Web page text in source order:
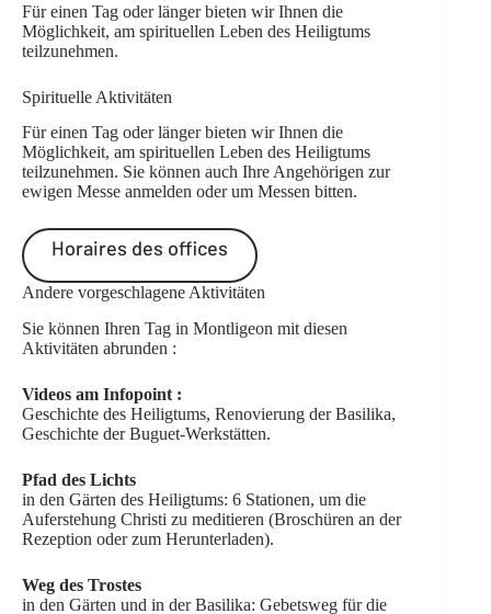
Für einen Tag oder länger bieten wir Ihnen die
Möglichkeit, am spirituellen Leben des Heiligtums
teilzunehmen.
Spirituelle Aktivitäten
Für einen Tag oder länger bieten wir Ihnen die
Möglichkeit, am spirituellen Leben des Heiligtums
teilzunehmen. Sie können auch Ihre Angehörigen zur
ewigen Messe anmelden oder um Messen bitten.
Horaires des offices
Andere vorgeschlagene Aktivitäten
Sie können Ihren Tag in Montligeon mit diesen
Aktivitäten abrunden :
Videos am Infopoint :
Geschichte des Heiligtums, Renovierung der Basilika,
Geschichte der Buguet-Werkstätten.
Pfad des Lichts
in den Gärten des Heiligtums: 6 Stationen, um die
Auferstehung Christi zu meditieren (Broschüren an der
Rezeption oderzum Herunterladen).
Weg des Trostes
in den Gärten und in der Basilika: Gebetsweg für die